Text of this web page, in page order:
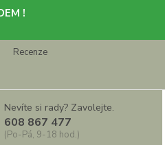
!
Recenze
Nevíte si rady? Zavolejte.
608 867 477
(Po-Pá, 9-18 hod.)